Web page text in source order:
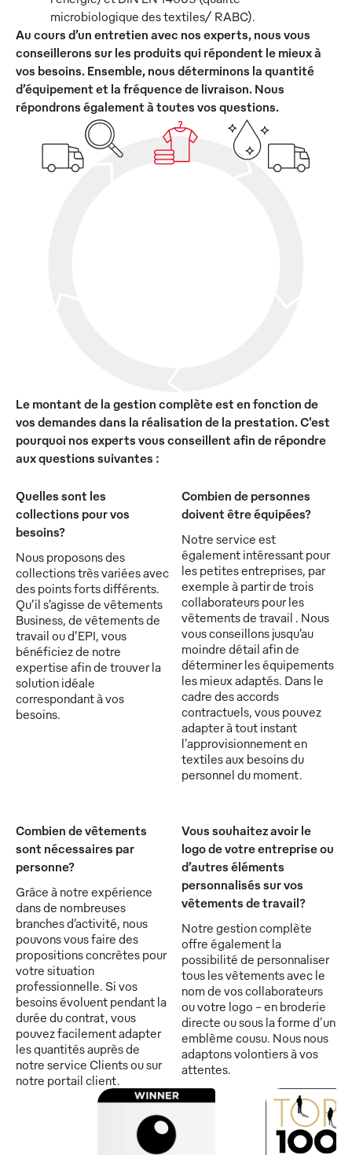
microbiologique des textiles/ RABC).
Au cours d’un entretien avec nos experts, nous vous
conseillerons sur les produits qui répondent le mieux à
vos besoins. Ensemble, nous déterminons la quantité
d’équipement et la fréquence de livraison. Nous
répondrons également à toutes vos questions.
Le montant de la gestion complète est en fonction de
vos demandes dans la réalisation de la prestation. C'est
pourquoi nos experts vous conseillent afin de répondre
aux questions suivantes :
Quelles sont les
collections pour vos
besoins?
Nous proposons des
collections très variées avec
des points forts différents.
Qu’il s’agisse de vêtements
Business, de vêtements de
travail ou d’EPI, vous
bénéficiez de notre
expertise afin de trouver la
solution idéale
correspondant à vos
besoins.
Combien de personnes
doivent être équipées?
Notre service est
également intéressant pour
les petites entreprises, par
exemple à partir de trois
collaborateurs pour les
vêtements de travail . Nous
vous conseillons jusqu’au
moindre détail afin de
déterminer les équipements
les mieux adaptés. Dans le
cadre des accords
contractuels, vous pouvez
adapter à tout instant
l'approvisionnement en
textiles aux besoins du
personnel du moment.
Combien de vêtements
sont nécessaires par
personne?
Grâce à notre expérience
dans de nombreuses
branches d’activité, nous
pouvons vous faire des
propositions concrètes pour
votre situation
professionnelle. Si vos
besoins évoluent pendant la
durée du contrat, vous
pouvez facilement adapter
les quantités auprès de
notre service Clients ou sur
notre portail client.
Vous souhaitez avoir le
logo de votre entreprise ou
d’autres éléments
personnalisés sur vos
vêtements de travail?
Notre gestion complète
offre également la
possibilité de personnaliser
tous les vêtements avec le
nom de vos collaborateurs
ou votre logo - en broderie
directe ou sous la forme d'un
emblème cousu. Nous nous
adaptons volontiers à vos
attentes.